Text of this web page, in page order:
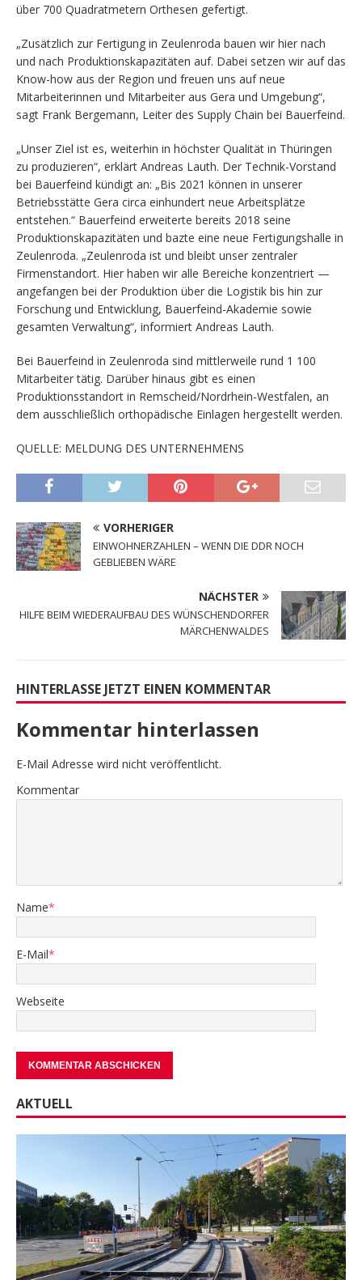
über 700 Quadratmetern Orthesen gefertigt.
„Zusätzlich zur Fertigung in Zeulenroda bauen wir hier nach
und nach Produktionskapazitäten auf. Dabei setzen wir auf das
Know-how aus der Region und freuen uns auf neue
Mitarbeiterinnen und Mitarbeiter aus Gera und Umgebung“,
sagt Frank Bergemann, Leiter des Supply Chain bei Bauerfeind.
„Unser Ziel ist es, weiterhin in höchster Qualität in Thüringen
zu produzieren“, erklärt Andreas Lauth. Der Technik-Vorstand
bei Bauerfeind kündigt an: „Bis 2021 können in unserer
Betriebsstätte Gera circa einhundert neue Arbeitsplätze
entstehen.“ Bauerfeind erweiterte bereits 2018 seine
Produktionskapazitäten und bazte eine neue Fertigungshalle in
Zeulenroda. „Zeulenroda ist und bleibt unser zentraler
Firmenstandort. Hier haben wir alle Bereiche konzentriert —
angefangen bei der Produktion über die Logistik bis hin zur
Forschung und Entwicklung, Bauerfeind-Akademie sowie
gesamten Verwaltung“, informiert Andreas Lauth.
Bei Bauerfeind in Zeulenroda sind mittlerweile rund 1 100
Mitarbeiter tätig. Darüber hinaus gibt es einen
Produktionsstandort in Remscheid/Nordrhein-Westfalen, an
dem ausschließlich orthopädische Einlagen hergestellt werden.
QUELLE: MELDUNG DES UNTERNEHMENS
VORHERIGER
EINWOHNERZAHLEN – WENN DIE DDR NOCH
GEBLIEBEN WÄRE
NÄCHSTER
HILFE BEIM WIEDERAUFBAU DES WÜNSCHENDORFER
MÄRCHENWALDES
HINTERLASSE JETZT EINEN KOMMENTAR
Kommentar hinterlassen
E-Mail Adresse wird nicht veröffentlicht.
Kommentar
Name*
E-Mail*
Webseite
AKTUELL